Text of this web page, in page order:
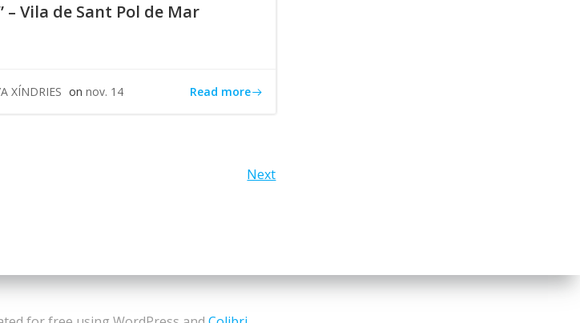
– Vila de Sant Pol de Mar
XÍNDRIES onnov. 14 Read more
Next